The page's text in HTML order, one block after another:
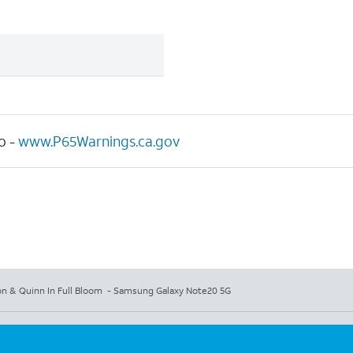
-www.P65Warnings.ca.gov
& Quinn In Full Bloom - Samsung Galaxy Note20 5G